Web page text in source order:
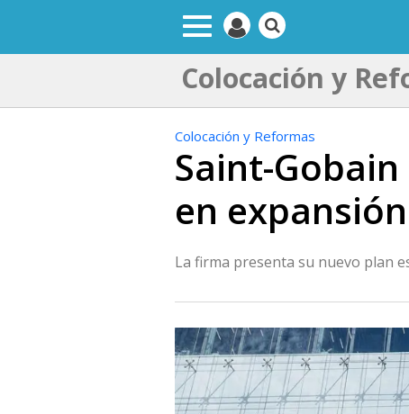
Colocación y
Colocación y Reformas
Saint-
en
La firma presenta su nuevo plan